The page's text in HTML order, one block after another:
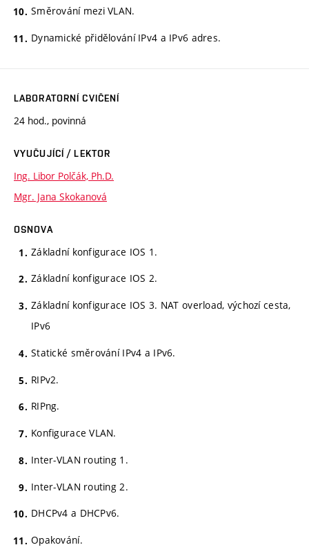
Směrování mezi VLAN.
Dynamické přidělování IPv4 a IPv6 adres.
LABORATORNÍ CVIČENÍ
24 hod., povinná
VYUČUJÍCÍ / LEKTOR
Ing. Libor Polčák, Ph.D.
Mgr. Jana Skokanová
OSNOVA
Základní konfigurace IOS 1.
Základní konfigurace IOS 2.
Základní konfigurace IOS 3. NAT overload, výchozí cesta,
IPv6
Statické směrování IPv4 a IPv6.
RIPv2.
RIPng.
Konfigurace VLAN.
Inter-VLAN routing 1.
Inter-VLAN routing 2.
DHCPv4 a DHCPv6.
Opakování.